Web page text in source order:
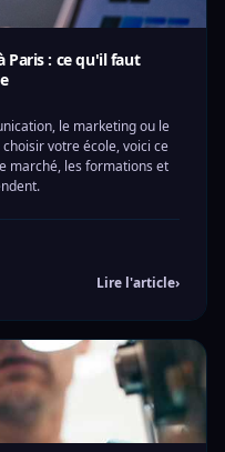
Paris : ce qu'il faut
le marketing ou le
votre école, voici ce
marché, les formations et
Lire l'article›